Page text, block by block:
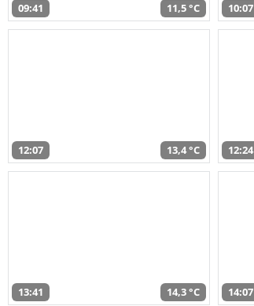
09:41 11,5 °C 10:07
12:07 13,4 °C 12:24
13:41 14,3 °C 14:07